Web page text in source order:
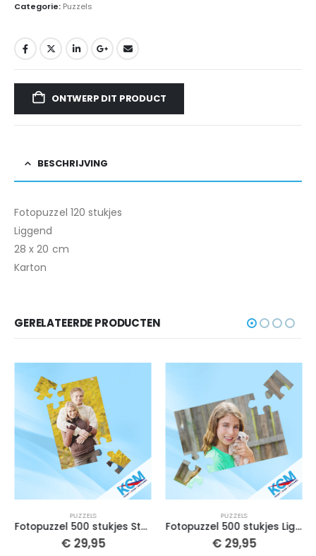
Categorie: Puzzels
ONTWERP DIT PRODUCT
BESCHRIJVING
Fotopuzzel 120 stukjes
Liggend
28 x 20 cm
Karton
GERELATEERDE PRODUCTEN
PUZZELS
Fotopuzzel 500 stukjes Staand – 40 x 54 cm
€29,95
PUZZELS
Fotopuzzel 500 stukjes Liggend – 54 x 40 cm
€29,95